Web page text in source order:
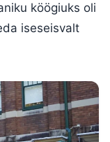
köögiuks oli
iseseisvalt